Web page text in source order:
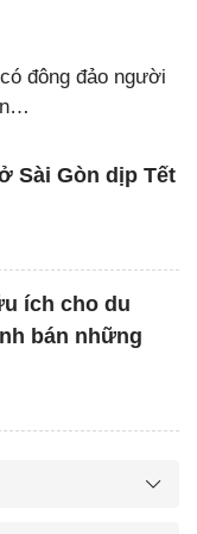
đông đảo người
Sài Gòn dịp Tết
ích cho du
bán những